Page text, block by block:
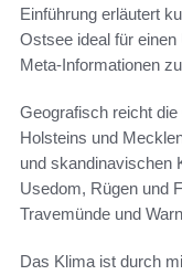
Einführung erläutert
Ostsee ideal für
Meta-Informationen
Geografisch reicht
Holsteins und
und skandinavischen
Usedom, Rügen und
Travemünde und
Das Klima ist durch